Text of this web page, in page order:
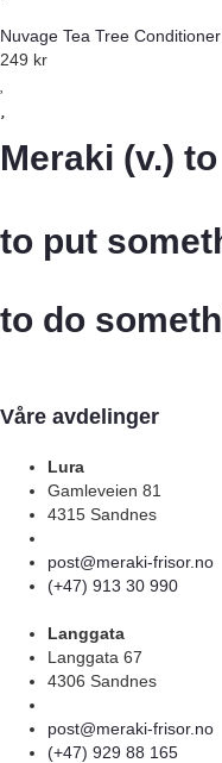
Nuvage Tea Tree
249 kr
Meraki (v.)
to put
to do
Våre avdelinger
Lura
Gamleveien 81
4315 Sandnes
post@meraki-frisor.no
(+47) 913 30 990
Langgata
Langgata 67
4306 Sandnes
post@meraki-frisor.no
(+47) 929 88 165